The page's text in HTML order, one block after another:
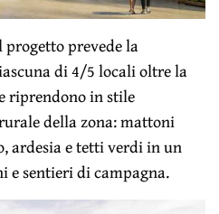
prevede la
di 4/5 locali oltre la
riprendono in stile
della zona: mattoni
ardesia e tetti verdi in un
e sentieri di campagna.